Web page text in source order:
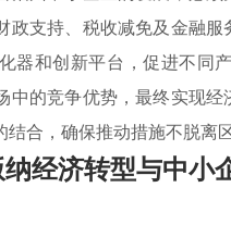
政支持、税收减免及金融
器和创新平台，促进不同
中的竞争优势，最终实现
合，确保推动措施不脱
经济转型与中小